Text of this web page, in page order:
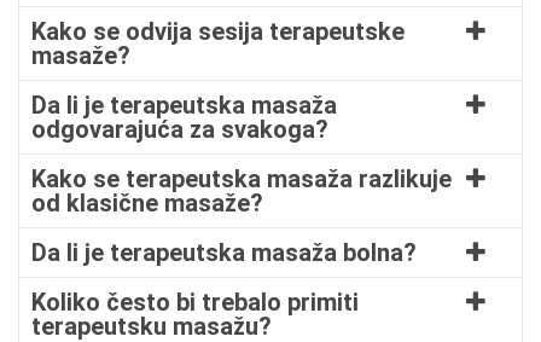
Kako se odvija sesija terapeutske
masaže?
Da li je terapeutska masaža
odgovarajuća za svakoga?
Kako se terapeutska masaža razlikuje
od klasične masaže?
Da li je terapeutska masaža bolna?
Koliko često bi trebalo primiti
terapeutsku masažu?